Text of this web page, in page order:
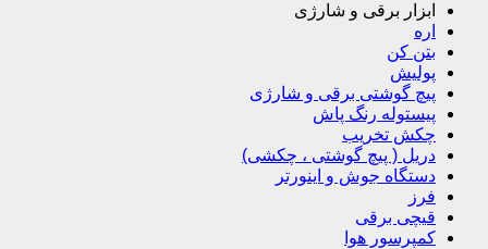
ابزار برقی و شارژی
اره
بتن کن
پولیش
پیچ گوشتی برقی و شارژی
پیستوله رنگ پاش
چکش تخریب
دریل ( پیچ گوشتی ، چکشی)
دستگاه جوش و اینورتر
فرز
قیچی برقی
کمپرسور هوا